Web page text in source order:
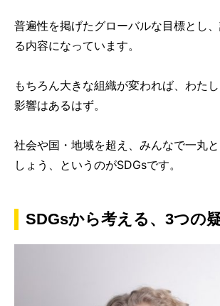
普遍性を掲げたグローバルな目標とし
る内容になっています。
もちろん大きな組織が変われば、わた
影響はあるはず。
社会や国・地域を超え、みんなで一丸
しょう、というのがSDGsです。
SDGsから考える、3つの